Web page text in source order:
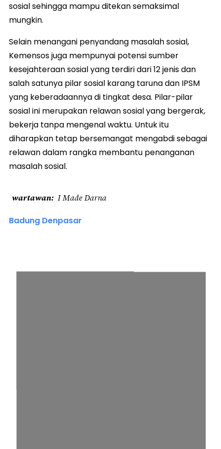
sosial sehingga mampu ditekan semaksimal
mungkin.
Selain menangani penyandang masalah sosial,
Kemensos juga mempunyai potensi sumber
kesejahteraan sosial yang terdiri dari 12 jenis dan
salah satunya pilar sosial karang taruna dan IPSM
yang keberadaannya di tingkat desa. Pilar-pilar
sosial ini merupakan relawan sosial yang bergerak,
bekerja tanpa mengenal waktu. Untuk itu
diharapkan tetap bersemangat mengabdi sebagai
relawan dalam rangka membantu penanganan
masalah sosial.
wartawan I Made Darna
Badung Denpasar